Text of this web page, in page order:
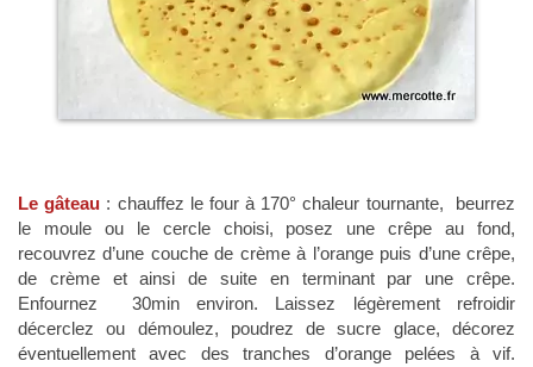
Le gâteau : chauffez le four à 170° chaleur tournante, beurrez
le moule ou le cercle choisi, posez une crêpe au fond,
recouvrez d’une couche de crème à l’orange puis d’une crêpe,
de crème et ainsi de suite en terminant par une crêpe.
Enfournez 30min environ. Laissez légèrement refroidir
décerclez ou démoulez, poudrez de sucre glace, décorez
éventuellement avec des tranches d’orange pelées à vif.